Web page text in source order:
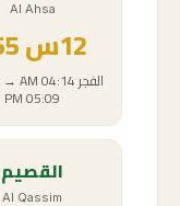
Al Ahsa
12س
الفجر04:14 AM
→
05:09 PM
القصيم
Al Qassim